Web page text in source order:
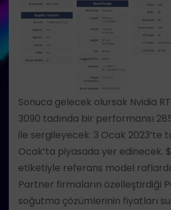
Sonuca gelecek olursak Nvidia
3090 tadında bir performansı
ile sergileyecek. 3 Ocak 2023’te
Ocak’ta piyasada yer edinecek.
etiketiyle referans model
Partner firmaların özelleştirdiği
soğutma çözümlerinin fiyatları